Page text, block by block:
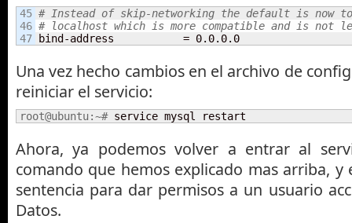
45
46
# Instead of skip-networking the default is now
# localhost which is more compatible and is not
bind-address           = 0.0.0.0
Una vez hecho cambios en el archivo de
reiniciar el servicio:
root@ubuntu:~# service mysql restart
Ahora, ya podemos volver a entrar al
comando que hemos explicado mas arriba, y
sentencia para dar permisos a un usuario
Datos.